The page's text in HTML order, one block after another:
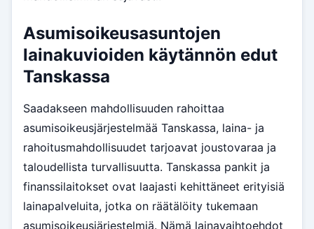
Asumisoikeusasuntojen
lainakuvioiden käytännön edut
Tanskassa
Saadakseen mahdollisuuden rahoittaa
asumisoikeusjärjestelmää Tanskassa, laina- ja
rahoitusmahdollisuudet tarjoavat joustovaraa ja
taloudellista turvallisuutta. Tanskassa pankit ja
finanssilaitokset ovat laajasti kehittäneet erityisiä
lainapalveluita, jotka on räätälöity tukemaan
asumisoikeusjärjestelmiä. Nämä lainavaihtoehdot